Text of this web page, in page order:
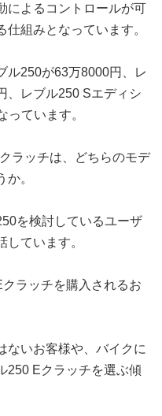
によるコントロールが可
組みとなっています。
ル250が63万8000円、レ
、レブル250 Sエディシ
っています。
ラッチは、どちらのモデ
。
を検討しているユーザ
ています。
クラッチを購入されるお
ないお客様や、バイクに
250 Eクラッチを選ぶ傾